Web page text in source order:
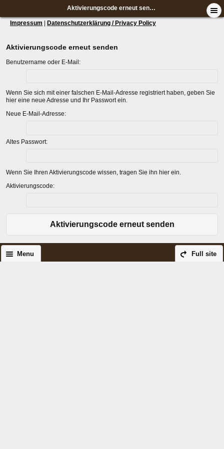
Aktivierungscode erneut senden
Impressum Datenschutzerklärung / Privacy Policy
Aktivierungscode erneut senden
Benutzername oder E-Mail:
Wenn Sie sich mit einer falschen E-Mail-Adresse registriert haben, geben Sie
hier eine neue Adresse und Ihr Passwort ein.
Neue E-Mail-Adresse:
Altes Passwort:
Wenn Sie Ihren Aktivierungscode wissen, tragen Sie ihn hier ein.
Aktivierungscode:
Aktivierungscode erneut senden
Full site
Menu